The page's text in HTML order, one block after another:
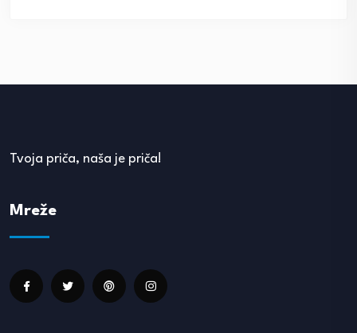
Tvoja priča, naša je priča!
Mreže